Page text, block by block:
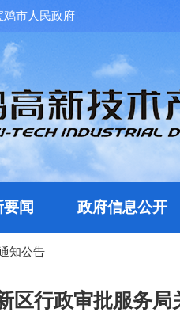
鸡市人民政府
闻 政府信息公开
知公告
区行政审批服务